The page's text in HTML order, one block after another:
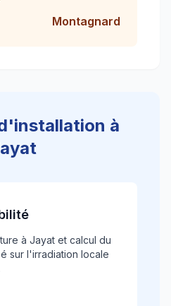
Montagnard
à
à Jayat et calcul du
sur l'irradiation locale